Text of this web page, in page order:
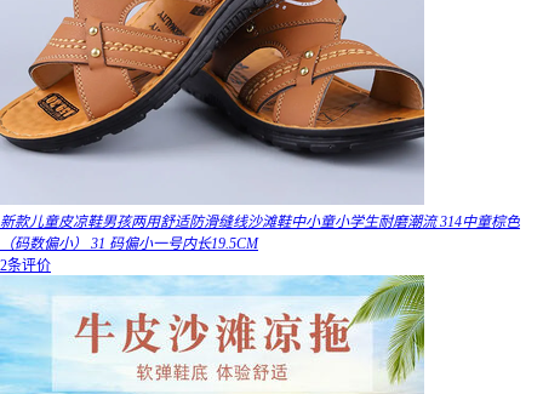
新款儿童皮凉鞋男孩两用舒适防滑缝线沙滩鞋中小童小学生耐磨潮流 314中童棕色
（码数偏小） 31 码偏小一号内长19.5CM
2条评价